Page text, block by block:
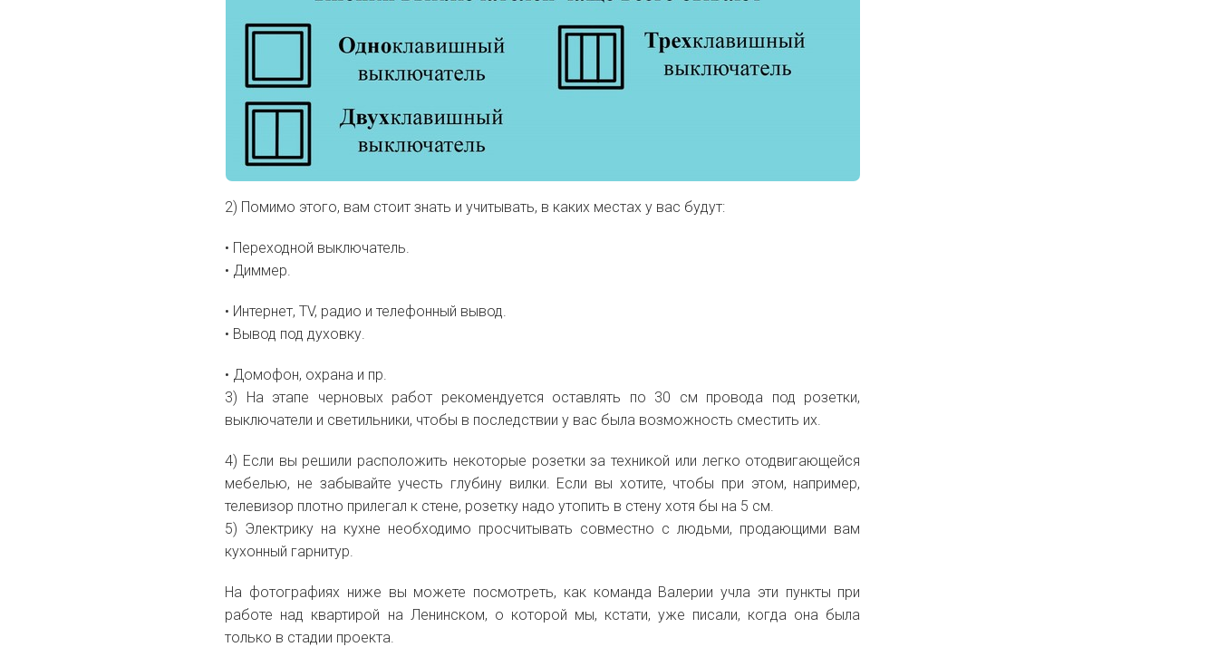
2) Помимо этого, вам стоит знать и учитывать, в каких местах у вас будут:
• Переходной выключатель.
• Диммер.
• Интернет, TV, радио и телефонный вывод.
• Вывод под духовку.
• Домофон, охрана и пр.
3) На этапе черновых работ рекомендуется оставлять по 30 см провода под розетки,
выключатели и светильники, чтобы в последствии у вас была возможность сместить их.
4) Если вы решили расположить некоторые розетки за техникой или легко отодвигающейся
мебелью, не забывайте учесть глубину вилки. Если вы хотите, чтобы при этом, например,
телевизор плотно прилегал к стене, розетку надо утопить в стену хотя бы на 5 см.
5) Электрику на кухне необходимо просчитывать совместно с людьми, продающими вам
кухонный гарнитур.
На фотографиях ниже вы можете посмотреть, как команда Валерии учла эти пункты при
работе над квартирой на Ленинском, о которой мы, кстати, уже писали, когда она была
только в стадии проекта.